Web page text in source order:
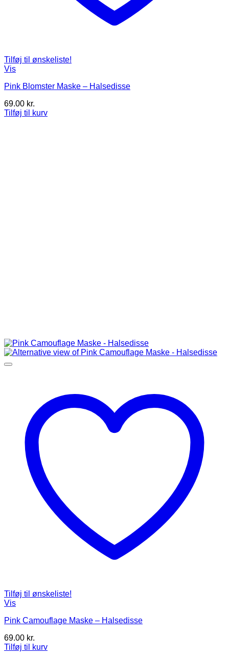
Tilføj til ønskeliste!
Vis
Pink Blomster Maske – Halsedisse
69.00 kr.
Tilføj til kurv
Tilføj til ønskeliste!
Vis
Pink Camouflage Maske – Halsedisse
69.00 kr.
Tilføj til kurv